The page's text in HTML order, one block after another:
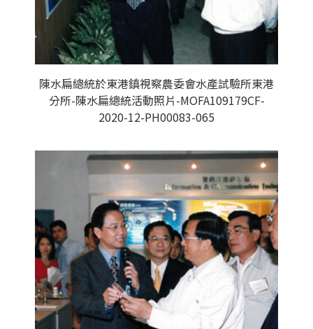
陳水扁總統於東港鎮視察農委會水產試驗所東港
分所-陳水扁總統活動照片-MOFA109179CF-
2020-12-PH00083-065